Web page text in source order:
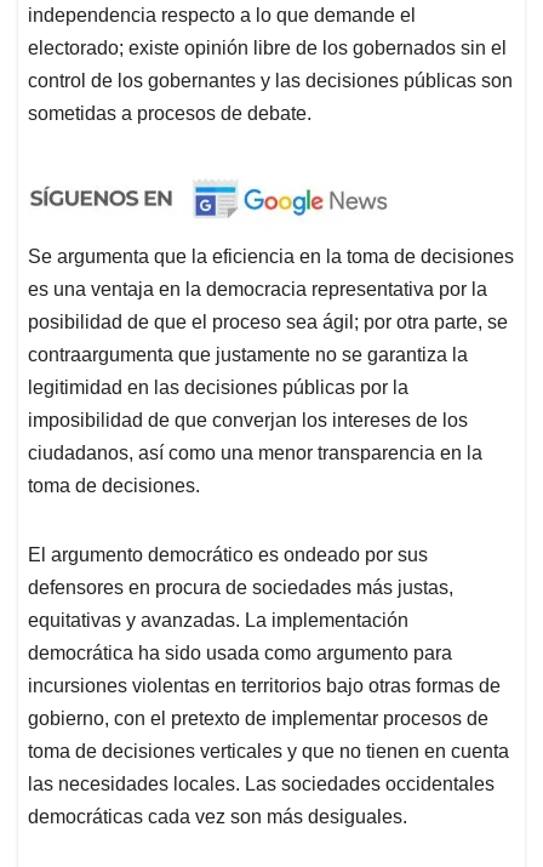
independencia respecto a lo que demande el
electorado; existe opinión libre de los gobernados sin el
control de los gobernantes y las decisiones públicas son
sometidas a procesos de debate.
Se argumenta que la eficiencia en la toma de decisiones
es una ventaja en la democracia representativa por la
posibilidad de que el proceso sea ágil; por otra parte, se
contraargumenta que justamente no se garantiza la
legitimidad en las decisiones públicas por la
imposibilidad de que converjan los intereses de los
ciudadanos, así como una menor transparencia en la
toma de decisiones.
El argumento democrático es ondeado por sus
defensores en procura de sociedades más justas,
equitativas y avanzadas. La implementación
democrática ha sido usada como argumento para
incursiones violentas en territorios bajo otras formas de
gobierno, con el pretexto de implementar procesos de
toma de decisiones verticales y que no tienen en cuenta
las necesidades locales. Las sociedades occidentales
democráticas cada vez son más desiguales.